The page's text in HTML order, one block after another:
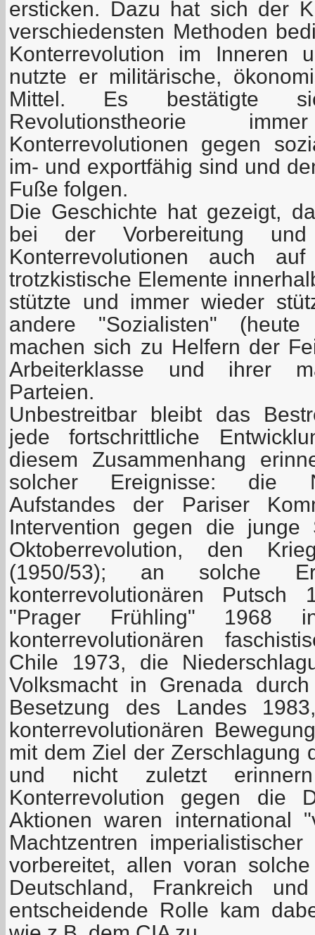
ersticken. Dazu hat sich der
verschiedensten Methoden
Konterrevolution im Inneren
nutzte er militärische,
Mittel. Es bestätigte
Revolutionstheorie
Konterrevolutionen gegen
im- und exportfähig sind und
Fuße folgen.
Die Geschichte hat gezeigt,
bei der Vorbereitung und
Konterrevolutionen auch
trotzkistische Elemente
stützte und immer wieder
andere "Sozialisten" (heute
machen sich zu Helfern der
Arbeiterklasse und ihrer
Parteien.
Unbestreitbar bleibt das
jede fortschrittliche
diesem Zusammenhang
solcher Ereignisse: die
Aufstandes der Pariser
Intervention gegen die junge
Oktoberrevolution, den
(1950/53); an solche
konterrevolutionären
"Prager Frühling" 1968
konterrevolutionären
Chile 1973, die
Volksmacht in Grenada
Besetzung des Landes
konterrevolutionären
mit dem Ziel der Zerschlagung
und nicht zuletzt
Konterrevolution gegen die
Aktionen waren international
Machtzentren
vorbereitet, allen voran
Deutschland, Frankreich
entscheidende Rolle kam